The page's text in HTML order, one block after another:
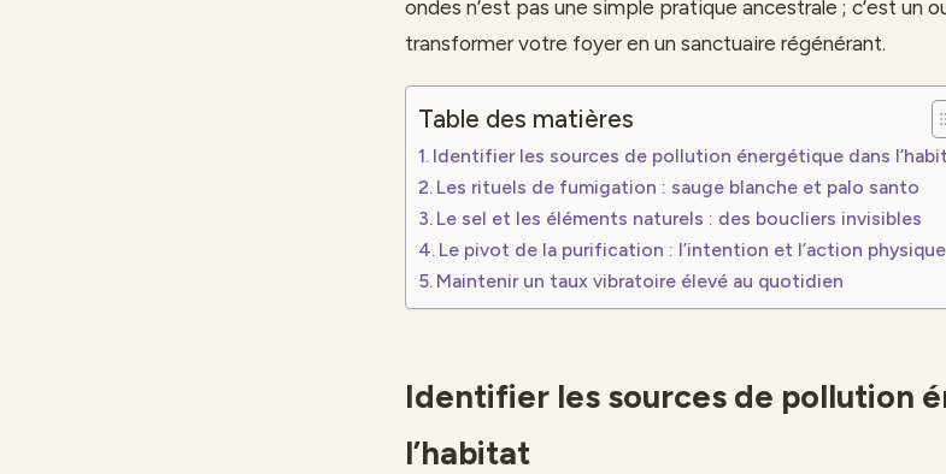
ondes n’est pas une simple pratique ancestrale ; c’est un
transformer votre foyer en un sanctuaire régénérant.
Table des matières
Identifier les sources de pollution énergétique dans
Les rituels de fumigation : sauge blanche et palo santo
Le sel et les éléments naturels : des boucliers invisibles
Le pivot de la purification : l’intention et l’action physique
Maintenir un taux vibratoire élevé au quotidien
Identifier les sources de pollution
l’habitat